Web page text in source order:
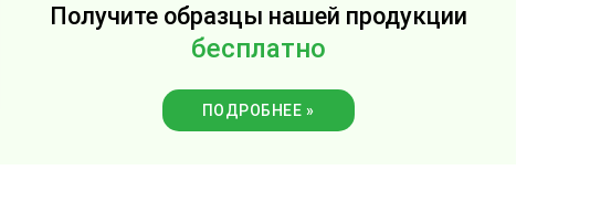
Получите образцы нашей продукции
бесплатно
ПОДРОБНЕЕ »